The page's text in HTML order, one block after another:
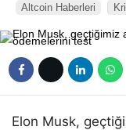
Altcoin Haberleri
Elon Musk,